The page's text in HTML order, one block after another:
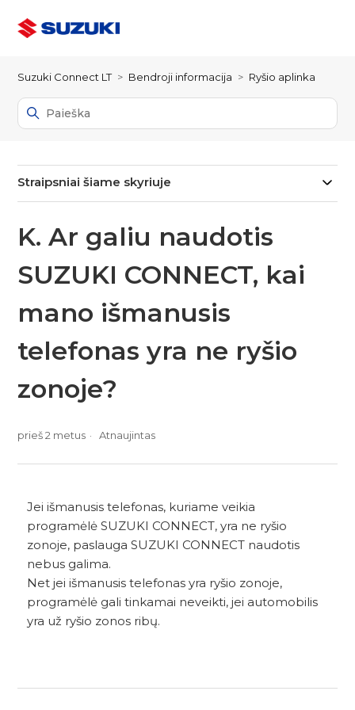
Suzuki Connect LT Bendroji informacija Ryšio aplinka
Straipsniai šiame skyriuje
K. Ar galiu naudotis
SUZUKI CONNECT, kai
mano išmanusis
telefonas yra ne ryšio
zonoje?
prieš 2 metus Atnaujintas
Jei išmanusis telefonas, kuriame veikia
programėlė SUZUKI CONNECT, yra ne ryšio
zonoje, paslauga SUZUKI CONNECT naudotis
nebus galima.
Net jei išmanusis telefonas yra ryšio zonoje,
programėlė gali tinkamai neveikti, jei automobilis
yra už ryšio zonos ribų.